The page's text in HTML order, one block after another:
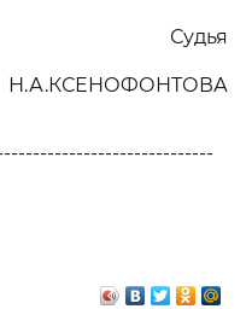
Судья
Н.А.КСЕНОФОНТОВА